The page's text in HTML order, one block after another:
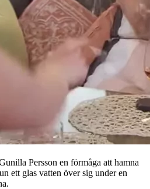
Persson en förmåga att hamna
ett glas vatten över sig under en